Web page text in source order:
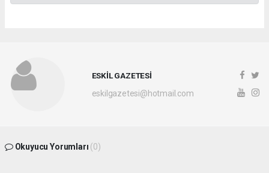
ESKİL GAZETESİ
eskilgazetesi@hotmail.com
Okuyucu Yorumları (0)